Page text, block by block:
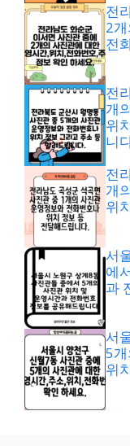
전
2
전
전
개
위
니
전
개
위
서
에
과
서
5
위